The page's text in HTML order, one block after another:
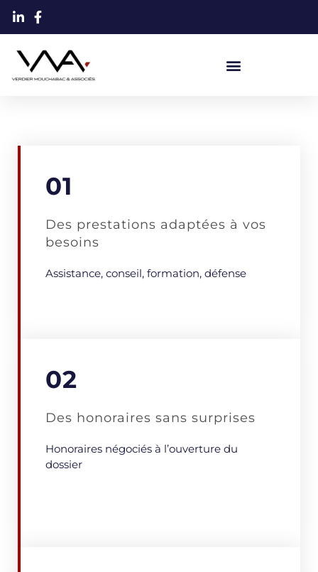
01
Des prestations adaptées à vos
besoins
Assistance, conseil, formation, défense
02
Des honoraires sans surprises
Honoraires négociés à l’ouverture du
dossier